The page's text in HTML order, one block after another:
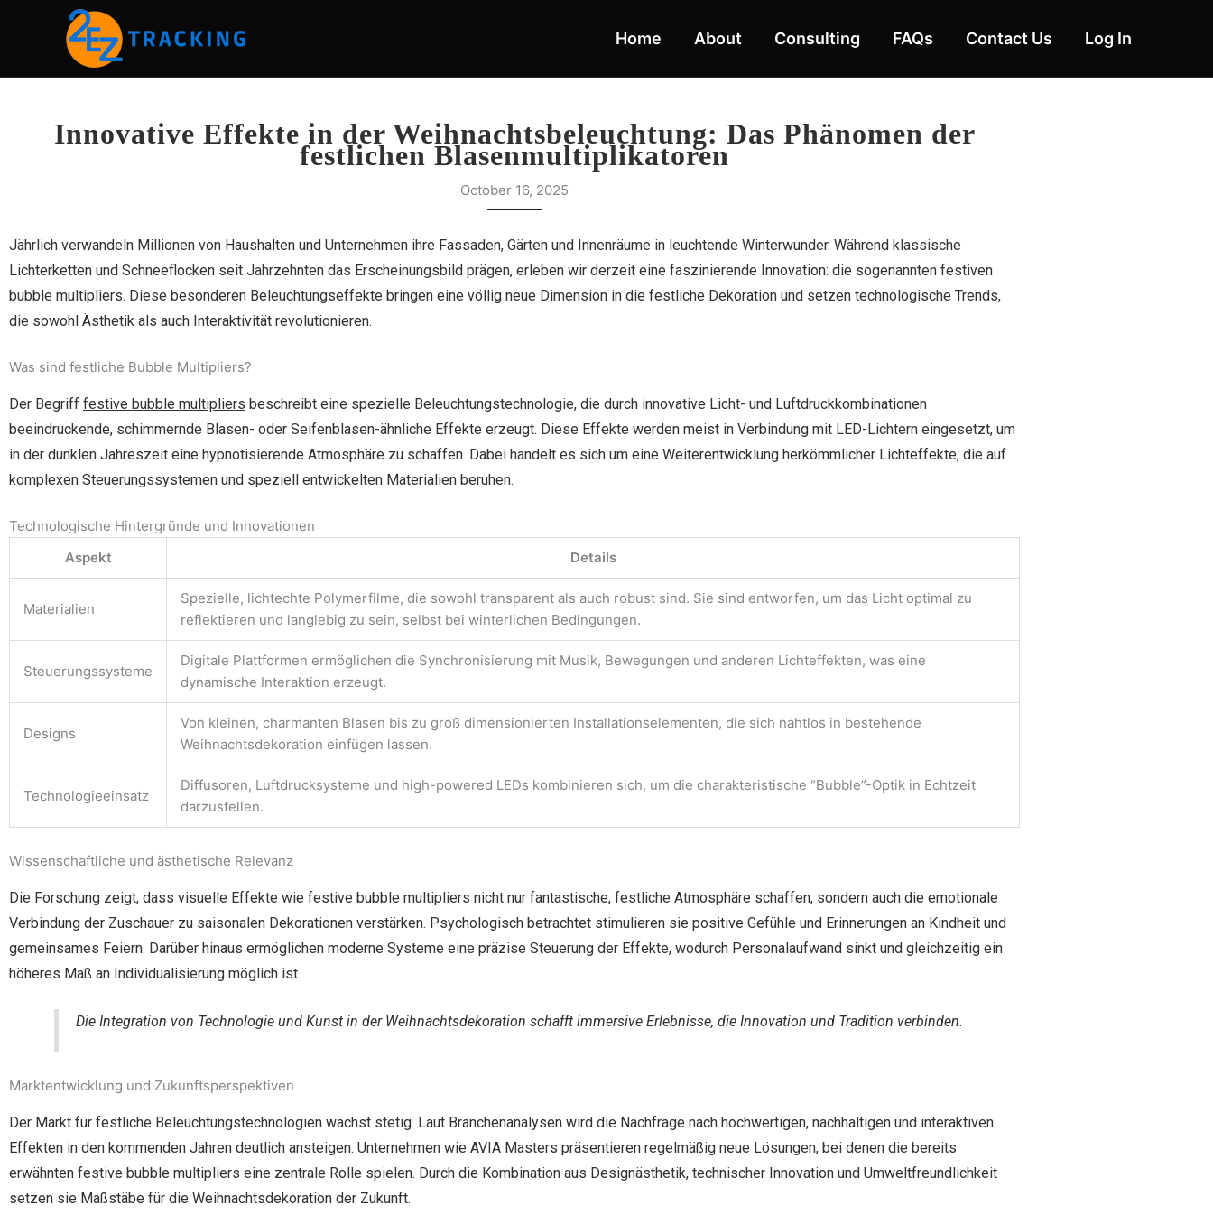
Home About Consulting FAQs Contact Us Log In
Innovative Effekte in der Weihnachtsbeleuchtung: Das Phänomen der
festlichen Blasenmultiplikatoren
October 16, 2025
Jährlich verwandeln Millionen von Haushalten und Unternehmen ihre Fassaden, Gärten und Innenräume in leuchtende Winterwunder. Während klassische
Lichterketten und Schneeflocken seit Jahrzehnten das Erscheinungsbild prägen, erleben wir derzeit eine faszinierende Innovation: die sogenannten festiven
bubble multipliers. Diese besonderen Beleuchtungseffekte bringen eine völlig neue Dimension in die festliche Dekoration und setzen technologische Trends,
die sowohl Ästhetik als auch Interaktivität revolutionieren.
Was sind festliche Bubble Multipliers?
Der Begriff festive bubble multipliers beschreibt eine spezielle Beleuchtungstechnologie, die durch innovative Licht- und Luftdruckkombinationen
beeindruckende, schimmernde Blasen- oder Seifenblasen-ähnliche Effekte erzeugt. Diese Effekte werden meist in Verbindung mit LED-Lichtern eingesetzt, um
in der dunklen Jahreszeit eine hypnotisierende Atmosphäre zu schaffen. Dabei handelt es sich um eine Weiterentwicklung herkömmlicher Lichteffekte, die auf
komplexen Steuerungssystemen und speziell entwickelten Materialien beruhen.
Technologische Hintergründe und Innovationen
Aspekt
Details
Materialien
Spezielle, lichtechte Polymerfilme, die sowohl transparent als auch robust sind. Sie sind entworfen, um das Licht optimal zu
reflektieren und langlebig zu sein, selbst bei winterlichen Bedingungen.
Steuerungssysteme
Digitale Plattformen ermöglichen die Synchronisierung mit Musik, Bewegungen und anderen Lichteffekten, was eine
dynamische Interaktion erzeugt.
Designs
Von kleinen, charmanten Blasen bis zu groß dimensionierten Installationselementen, die sich nahtlos in bestehende
Weihnachtsdekoration einfügen lassen.
Technologieeinsatz
Diffusoren, Luftdrucksysteme und high-powered LEDs kombinieren sich, um die charakteristische “Bubble”-Optik in Echtzeit
darzustellen.
Wissenschaftliche und ästhetische Relevanz
Die Forschung zeigt, dass visuelle Effekte wie festive bubble multipliers nicht nur fantastische, festliche Atmosphäre schaffen, sondern auch die emotionale
Verbindung der Zuschauer zu saisonalen Dekorationen verstärken. Psychologisch betrachtet stimulieren sie positive Gefühle und Erinnerungen an Kindheit und
gemeinsames Feiern. Darüber hinaus ermöglichen moderne Systeme eine präzise Steuerung der Effekte, wodurch Personalaufwand sinkt und gleichzeitig ein
höheres Maß an Individualisierung möglich ist.
Die Integration von Technologie und Kunst in der Weihnachtsdekoration schafft immersive Erlebnisse, die Innovation und Tradition verbinden.
Marktentwicklung und Zukunftsperspektiven
Der Markt für festliche Beleuchtungstechnologien wächst stetig. Laut Branchenanalysen wird die Nachfrage nach hochwertigen, nachhaltigen und interaktiven
Effekten in den kommenden Jahren deutlich ansteigen. Unternehmen wie AVIA Masters präsentieren regelmäßig neue Lösungen, bei denen die bereits
erwähnten festive bubble multipliers eine zentrale Rolle spielen. Durch die Kombination aus Designästhetik, technischer Innovation und Umweltfreundlichkeit
setzen sie Maßstäbe für die Weihnachtsdekoration der Zukunft.